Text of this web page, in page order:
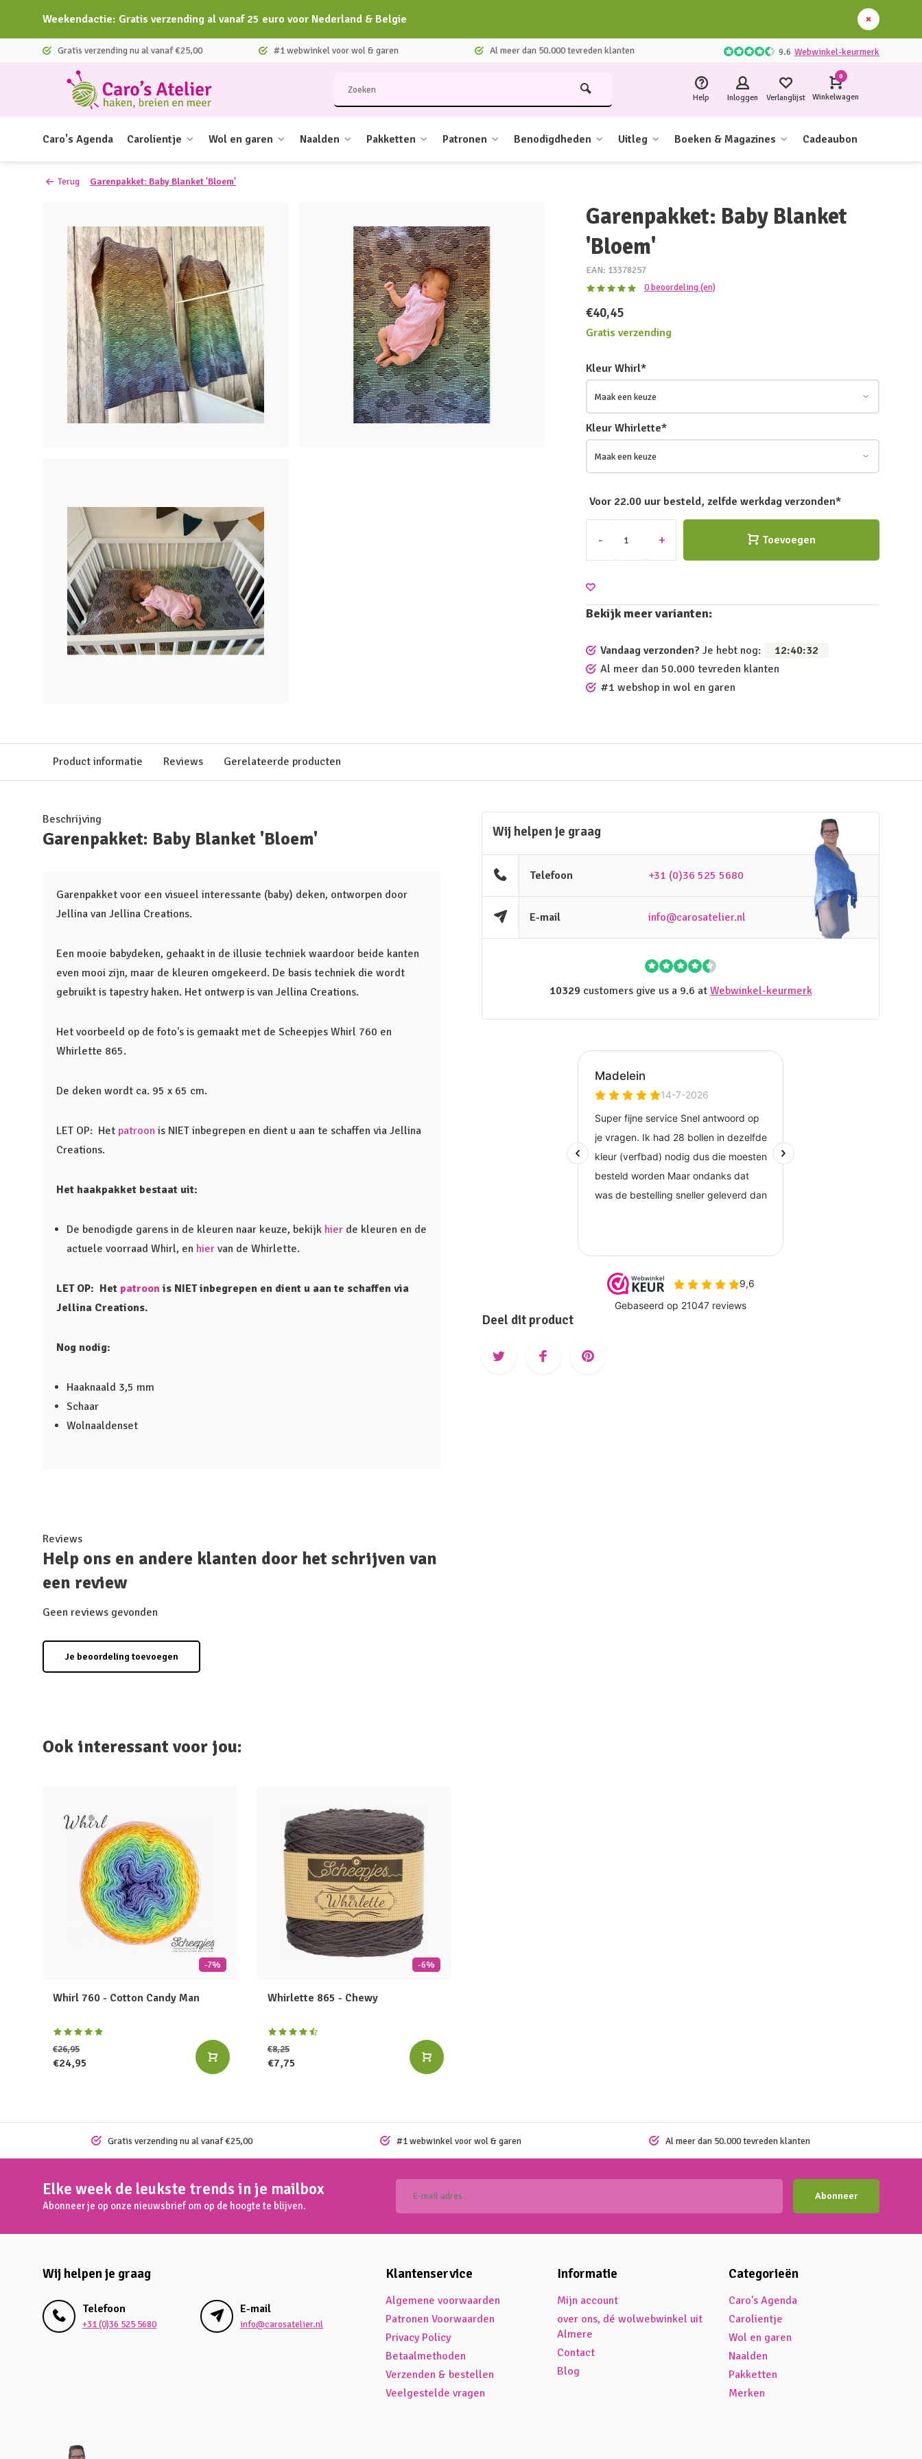
Weekendactie: Gratis verzending al vanaf 25 euro voor Nederland & Belgie
Gratis verzending nu al vanaf €25,00 #1 webwinkel voor wol & garen Al meer dan 50.000 tevreden klanten 9.6 Webwinkel-keurmerk
Help Inloggen Verlanglijst
0
Winkelwagen
Caro's Agenda Carolientje Wol en garen Naalden Pakketten Patronen Benodigdheden Uitleg Boeken & Magazines Cadeaubon
Terug Garenpakket: Baby Blanket 'Bloem'
Garenpakket: Baby Blanket
'Bloem'
EAN: 13378257
0 beoordeling (en)
€40,45
Gratis verzending
Kleur Whirl*
Kleur Whirlette*
Voor 22.00 uur besteld, zelfde werkdag verzonden*
- + Toevoegen
Bekijk meer varianten:
Vandaag verzonden? Je hebt nog: 12:40:32
Al meer dan 50.000 tevreden klanten
#1 webshop in wol en garen
Product informatie Reviews Gerelateerde producten
Beschrijving
Garenpakket: Baby Blanket 'Bloem'
Garenpakket voor een visueel interessante (baby) deken, ontworpen door
Jellina van Jellina Creations.
Een mooie babydeken, gehaakt in de illusie techniek waardoor beide kanten
even mooi zijn, maar de kleuren omgekeerd. De basis techniek die wordt
gebruikt is tapestry haken. Het ontwerp is van Jellina Creations.
Het voorbeeld op de foto's is gemaakt met de Scheepjes Whirl 760 en
Whirlette 865.
De deken wordt ca. 95 x 65 cm.
LET OP: Het patroon is NIET inbegrepen en dient u aan te schaffen via Jellina
Creations.
Het haakpakket bestaat uit:
De benodigde garens in de kleuren naar keuze, bekijk hier de kleuren en de
actuele voorraad Whirl, en hier van de Whirlette.
LET OP: Het patroon is NIET inbegrepen en dient u aan te schaffen via
Jellina Creations.
Nog nodig:
Haaknaald 3,5 mm
Schaar
Wolnaaldenset
Wij helpen je graag
Telefoon +31 (0)36 525 5680
E-mail info@carosatelier.nl
10329customers give us a 9.6 at Webwinkel-keurmerk
Deel dit product
Reviews
Help ons en andere klanten door het schrijven van
een review
Geen reviews gevonden
Je beoordeling toevoegen
Ook interessant voor jou:
-7%
Whirl 760 - Cotton Candy Man
€26,95
€24,95
-6%
Whirlette 865 - Chewy
€8,25
€7,75
Gratis verzending nu al vanaf €25,00 #1 webwinkel voor wol & garen Al meer dan 50.000 tevreden klanten
Elke week de leukste trends in je mailbox
Abonneer je op onze nieuwsbrief om op de hoogte te blijven.
Abonneer
Wij helpen je graag
Telefoon
+31 (0)36 525 5680
E-mail
info@carosatelier.nl
Klantenservice
Algemene voorwaarden
Patronen Voorwaarden
Privacy Policy
Betaalmethoden
Verzenden & bestellen
Veelgestelde vragen
Informatie
Mijn account
over ons, dé wolwebwinkel uit
Almere
Contact
Blog
Categorieën
Caro's Agenda
Carolientje
Wol en garen
Naalden
Pakketten
Merken